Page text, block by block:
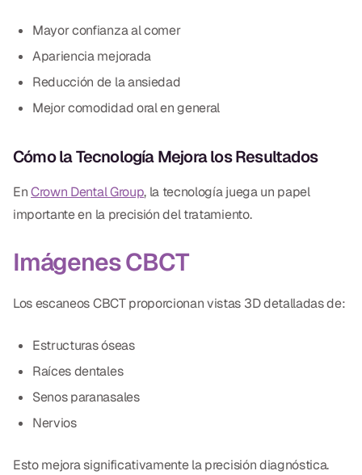
Mayor confianza al comer
Apariencia mejorada
Reducción de la ansiedad
Mejor comodidad oral en general
Cómo la Tecnología Mejora los Resultados
EnCrown Dental Group, la tecnología juega un papel
importante en la precisión del tratamiento.
Imágenes CBCT
Los escaneos CBCT proporcionan vistas 3D detalladas de:
Estructuras óseas
Raíces dentales
Senos paranasales
Nervios
Esto mejora significativamente la precisión diagnóstica.